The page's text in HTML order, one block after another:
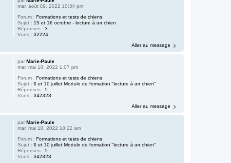
mar. août 09, 2022 10:34 pm
Forum :Formations et tests de chiens
Sujet : 15 et 16 ocrobre - lecture à un chien
Réponses :3
Vues :32224
Aller au message
parMarie-Paule
mar. mai 10, 2022 1:07 pm
Forum :Formations et tests de chiens
Sujet :9 et 10 juillet Module de formation "lecture à un chien"
Réponses :5
Vues :342323
Aller au message
parMarie-Paule
mar. mai 10, 2022 10:22 am
Forum :Formations et tests de chiens
Sujet :9 et 10 juillet Module de formation "lecture à un chien"
Réponses :5
Vues :342323